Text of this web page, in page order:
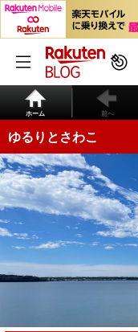
ホーム 前へ
ゆるりとさわこ